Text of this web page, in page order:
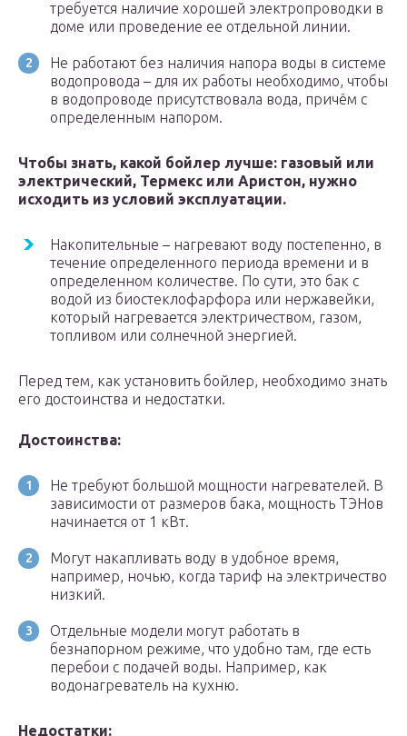
требуется наличие хорошей электропроводки в
доме или проведение ее отдельной линии.
Не работают без наличия напора воды в системе
водопровода – для их работы необходимо, чтобы
в водопроводе присутствовала вода, причём с
определенным напором.
Чтобы знать, какой бойлер лучше: газовый или
электрический, Термекс или Аристон, нужно
исходить из условий эксплуатации.
Накопительные – нагревают воду постепенно, в
течение определенного периода времени и в
определенном количестве. По сути, это бак с
водой из биостеклофарфора или нержавейки,
который нагревается электричеством, газом,
топливом или солнечной энергией.
Перед тем, как установить бойлер, необходимо знать
его достоинства и недостатки.
Достоинства:
Не требуют большой мощности нагревателей. В
зависимости от размеров бака, мощность ТЭНов
начинается от 1 кВт.
Могут накапливать воду в удобное время,
например, ночью, когда тариф на электричество
низкий.
Отдельные модели могут работать в
безнапорном режиме, что удобно там, где есть
перебои с подачей воды. Например, как
водонагреватель на кухню.
Недостатки: